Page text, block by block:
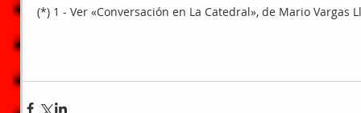
(*) 1 - Ver «Conversación en La Catedral», de Mario Vargas